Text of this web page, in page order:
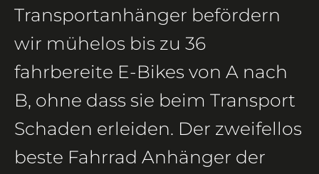
Transportanhänger befördern
wir mühelos bis zu 36
fahrbereite E-Bikes von A nach
B, ohne dass sie beim Transport
Schaden erleiden. Der zweifellos
beste Fahrrad Anhänger der